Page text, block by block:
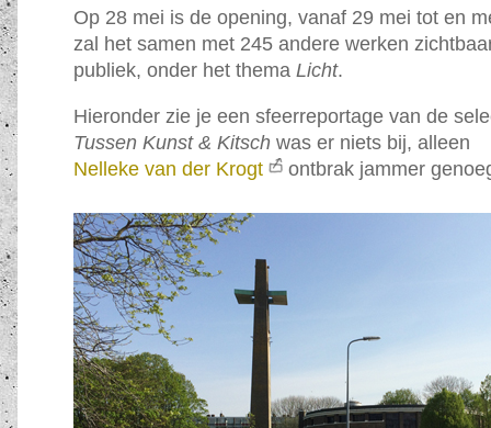
Op 28 mei is de opening, vanaf 29 mei tot en
zal het samen met 245 andere werken
publiek, onder het thema Licht.
Hieronder zie je een sfeerreportage van de
Tussen Kunst & Kitsch was er niets bij, alleen
Nelleke van der Krogt
ontbrak jammer